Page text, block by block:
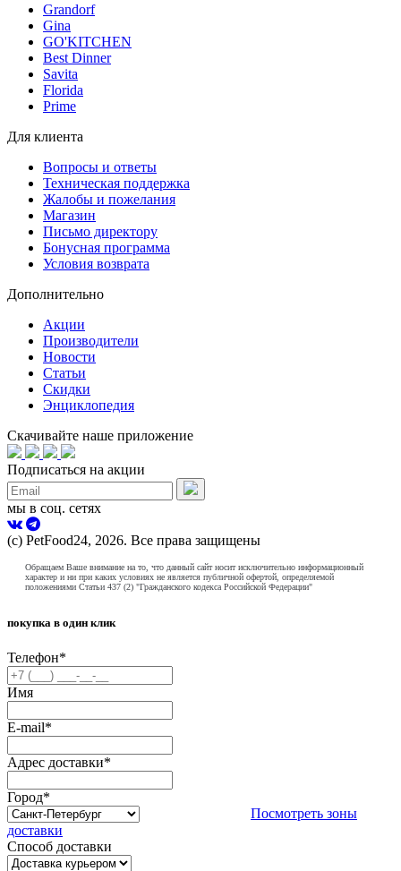
Grandorf
Gina
GO'KITCHEN
Best Dinner
Savita
Florida
Prime
Для клиента
Вопросы и ответы
Техническая поддержка
Жалобы и пожелания
Магазин
Письмо директору
Бонусная программа
Условия возврата
Дополнительно
Акции
Производители
Новости
Статьи
Скидки
Энциклопедия
Скачивайте наше приложение
Подписаться на акции
мы в соц. сетях
(с) PetFood24, 2026. Все права защищены
Обращаем Ваше внимание на то, что данный сайт носит исключительно информационный
характер и ни при каких условиях не является публичной офертой, определяемой
положениями Статьи 437 (2) "Гражданского кодекса Российской Федерации"
покупка в один клик
Телефон*
Имя
E-mail*
Адрес доставки*
Город*
Посмотреть зоны
доставки
Способ доставки